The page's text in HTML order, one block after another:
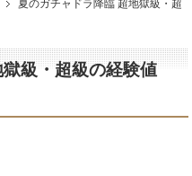
夏のガチャドラ降臨 超地獄級・超
級・超級の経験値